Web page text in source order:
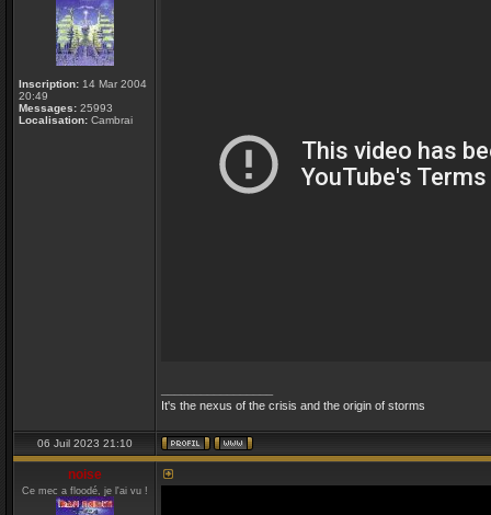
Inscription: 14 Mar 2004
20:49
Messages: 25993
Localisation: Cambrai
It's the nexus of the crisis and the origin of storms
06 Juil 2023 21:10
noise
Ce mec a floodé, je l'ai vu !